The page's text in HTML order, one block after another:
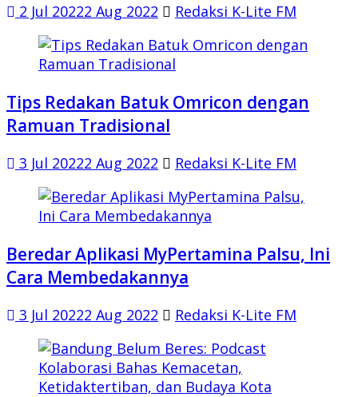
2 Jul 20222 Aug 2022 Redaksi K-Lite FM
Tips Redakan Batuk Omricon dengan
Ramuan Tradisional
3 Jul 20222 Aug 2022 Redaksi K-Lite FM
Beredar Aplikasi MyPertamina Palsu, Ini
Cara Membedakannya
3 Jul 20222 Aug 2022 Redaksi K-Lite FM